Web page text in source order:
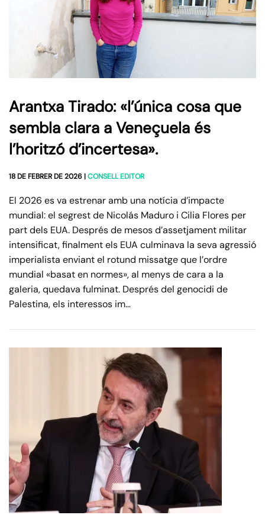
Arantxa Tirado: «l’única cosa que
sembla clara a Veneçuela és
l’horitzó d’incertesa».
18 DE FEBRER DE 2026 |CONSELL EDITOR
El 2026 es va estrenar amb una notícia d’impacte
mundial: el segrest de Nicolás Maduro i Cilia Flores per
part dels EUA. Després de mesos d’assetjament militar
intensificat, finalment els EUA culminava la seva agressió
imperialista enviant el rotund missatge que l’ordre
mundial «basat en normes», al menys de cara a la
galeria, quedava fulminat. Després del genocidi de
Palestina, els interessos im…